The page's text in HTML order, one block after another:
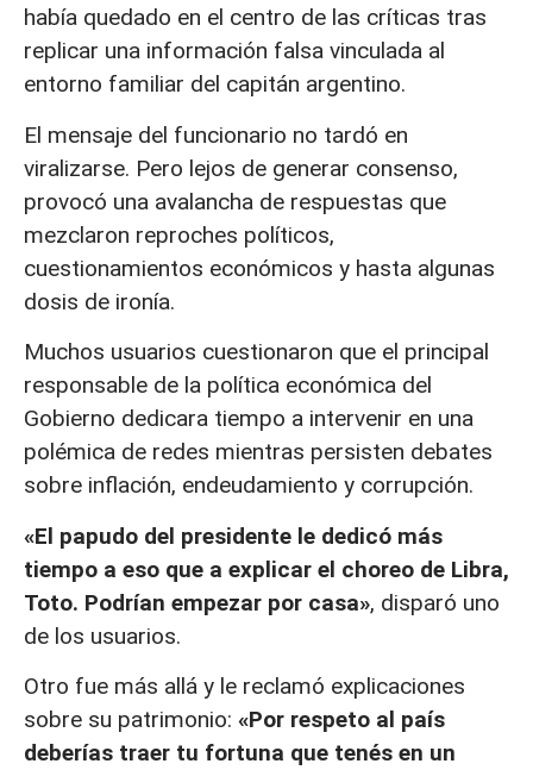
había quedado en el centro de las críticas tras
replicar una información falsa vinculada al
entorno familiar del capitán argentino.
El mensaje del funcionario no tardó en
viralizarse. Pero lejos de generar consenso,
provocó una avalancha de respuestas que
mezclaron reproches políticos,
cuestionamientos económicos y hasta algunas
dosis de ironía.
Muchos usuarios cuestionaron que el principal
responsable de la política económica del
Gobierno dedicara tiempo a intervenir en una
polémica de redes mientras persisten debates
sobre inflación, endeudamiento y corrupción.
«El papudo del presidente le dedicó más
tiempo a eso que a explicar el choreo de Libra,
Toto. Podrían empezar por casa», disparó uno
de los usuarios.
Otro fue más allá y le reclamó explicaciones
sobre su patrimonio: «Por respeto al país
deberías traer tu fortuna que tenés en un